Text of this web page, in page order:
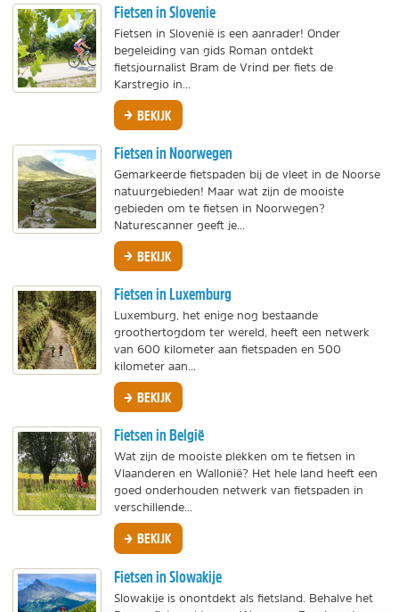
Fietsen in Slovenie
Fietsen in Slovenië is een aanrader! Onder
begeleiding van gids Roman ontdekt
fietsjournalist Bram de Vrind per fiets de
Karstregio in...
BEKIJK
Fietsen in Noorwegen
Gemarkeerde fietspaden bij de vleet in de Noorse
natuurgebieden! Maar wat zijn de mooiste
gebieden om te fietsen in Noorwegen?
Naturescanner geeft je...
BEKIJK
Fietsen in Luxemburg
Luxemburg, het enige nog bestaande
groothertogdom ter wereld, heeft een netwerk
van 600 kilometer aan fietspaden en 500
kilometer aan...
BEKIJK
Fietsen in België
Wat zijn de mooiste plekken om te fietsen in
Vlaanderen en Wallonië? Het hele land heeft een
goed onderhouden netwerk van fietspaden in
verschillende...
BEKIJK
Fietsen in Slowakije
Slowakije is onontdekt als fietsland. Behalve het